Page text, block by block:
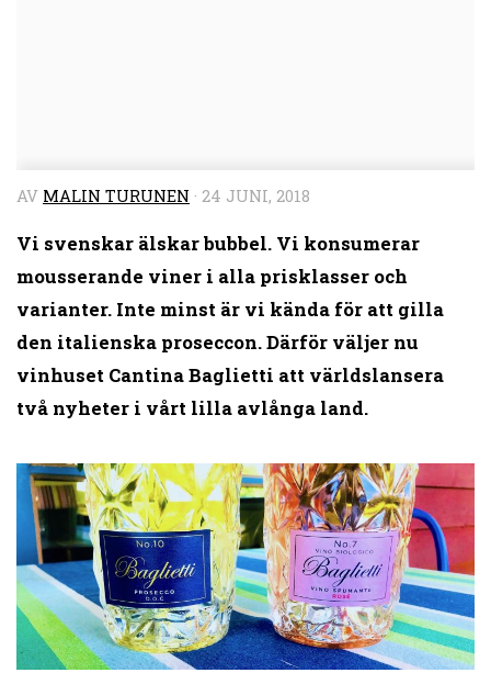
AV MALIN TURUNEN · 24 JUNI, 2018
Vi svenskar älskar bubbel. Vi konsumerar
mousserande viner i alla prisklasser och
varianter. Inte minst är vi kända för att gilla
den italienska proseccon. Därför väljer nu
vinhuset CantinaBaglietti att världslansera
två nyheter i vårt lilla avlånga land.